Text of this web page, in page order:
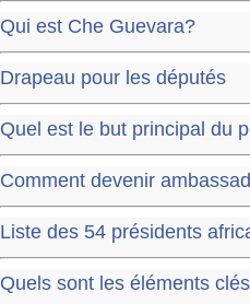
Qui est Che Guevara?
Drapeau pour les députés
Quel est le but principal du
Comment devenir
Liste des 54 présidents
Quels sont les éléments